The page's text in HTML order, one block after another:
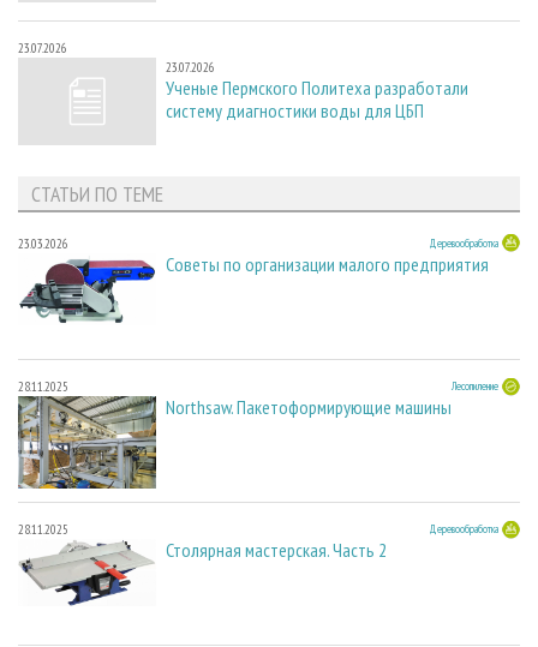
23.07.2026
23.07.2026
Ученые Пермского Политеха разработали
систему диагностики воды для ЦБП
СТАТЬИ ПО ТЕМЕ
23.03.2026 Деревообработка
Советы по организации малого предприятия
28.11.2025 Лесопиление
Northsaw. Пакетоформирующие машины
28.11.2025 Деревообработка
Столярная мастерская. Часть 2